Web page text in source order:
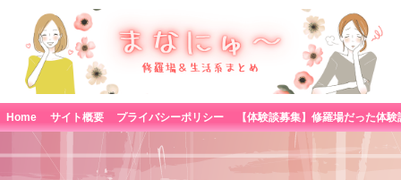
Home サイト概要 プライバシーポリシー